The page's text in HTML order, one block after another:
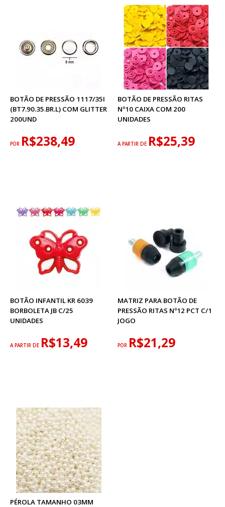
BOTÃO DE PRESSÃO 1117/35I
(BT7.90.35.BR.L) COM GLITTER
200UND
POR R$238,49
BOTÃO DE PRESSÃO RITAS
Nº10 CAIXA COM 200
UNIDADES
A PARTIR DE R$25,39
BOTÃO INFANTIL KR 6039
BORBOLETA JB C/25
UNIDADES
A PARTIR DE R$13,49
MATRIZ PARA BOTÃO DE
PRESSÃO RITAS Nº12 PCT C/1
JOGO
POR R$21,29
PÉROLA TAMANHO 03MM